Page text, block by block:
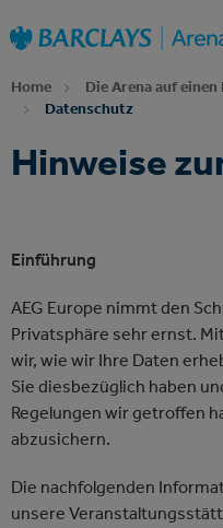
Startseite
Barrierefreiheit
Suche
Home Die Arena auf einen
Datenschutz
Hinweise
Einführung
AEG Europe nimmt den
Privatsphäre sehr ernst.
wir, wie wir Ihre Daten
Sie diesbezüglich haben
Regelungen wir getroffen
abzusichern.
Die nachfolgenden
unsere